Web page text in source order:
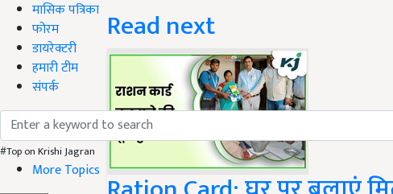
मासिक पत्रिका
फोरम
डायरेक्टरी
हमारी टीम
संपर्क
#Top on Krishi Jagran
More Topics Ration Card: घर पर बुलाएं